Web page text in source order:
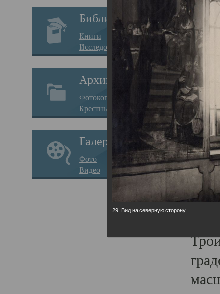
Библиотека
Книги
Исследования
Архив
Фотокопии дел
Крестные ходы
Галерея
Фото
Видео
29. Вид на северную сторону.